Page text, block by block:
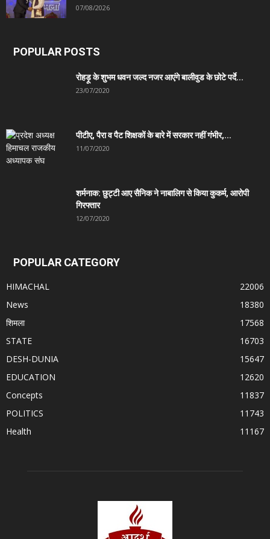
07/08/2026
POPULAR POSTS
रोहड़ू के शुभम धवन जल्द नजर आएंगे बालीवुड के छोटे पर्दे...
23/07/2020
पीटीए, पैरा व पैट शिक्षकों के बारे में सरकार नहीं गंभीर,...
11/07/2020
शर्मनाक: छुट्टी आए सैनिक ने नाबालिग से किया कुकर्म, आरोपी
गिरफ्तार
12/07/2020
POPULAR CATEGORY
HIMACHAL
22006
News
18380
शिमला
17568
STATE
16703
DESH-DUNIA
15647
EDUCATION
12620
Concepts
11837
POLITICS
11743
Health
11167